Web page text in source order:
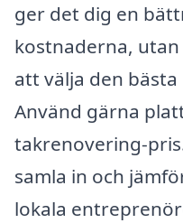
ger det dig en
kostnaderna,
att välja den
Använd gärna
takrenovering-
samla in och
lokala